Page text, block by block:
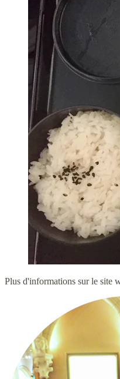
Plus d'informations sur le site